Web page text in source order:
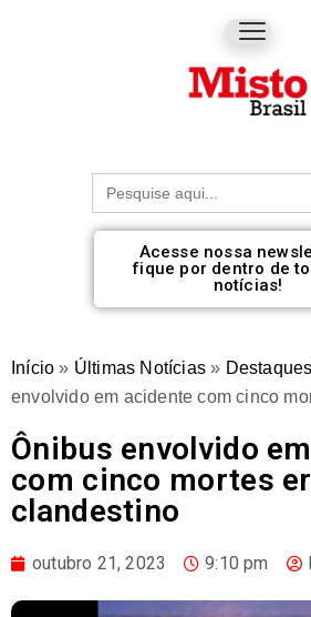
Procurar:
Acesse nossa
fique por dentro de
notícias!
Início » Últimas Notícias »
envolvido em acidente com cinco
Ônibus envolvido
com cinco mortes
clandestino
outubro 21, 2023 9:10 pm